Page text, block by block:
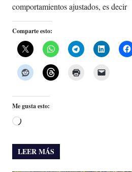
comportamientos ajustados, es decir
Comparte esto:
Me gusta esto:
Cargando...
LEER MÁS